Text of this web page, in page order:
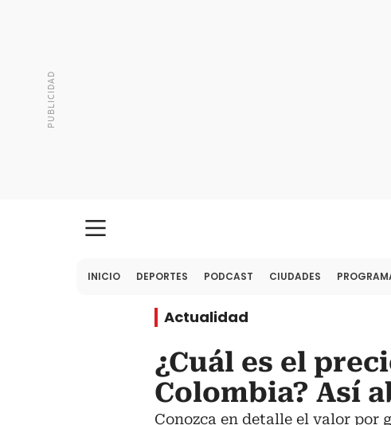
INICIO DEPORTES PODCAST CIUDADES
Actualidad
¿Cuál es el
Colombia? Así
Conozca en detalle el valor por